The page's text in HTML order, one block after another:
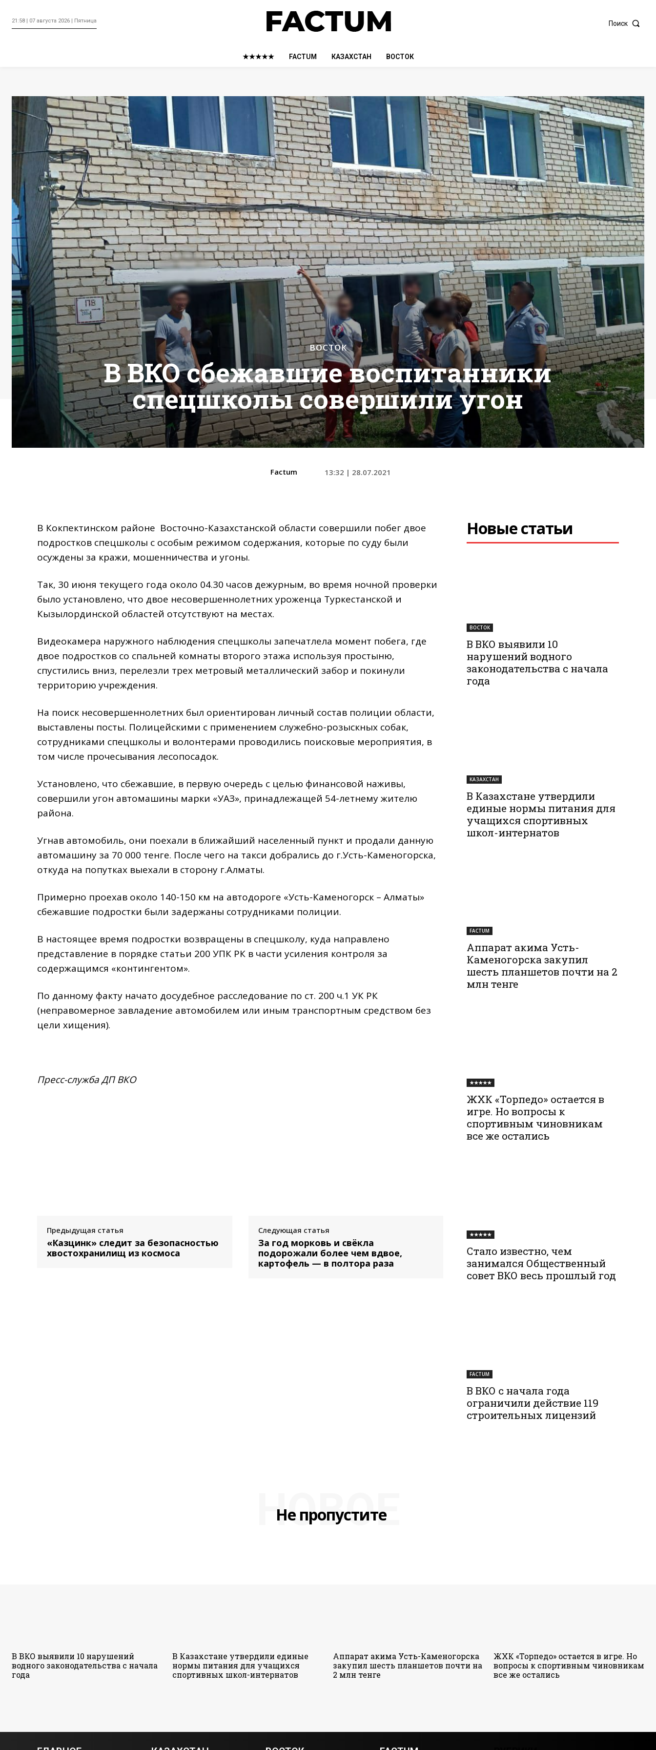
21:58 | 07 августа 2026 | Пятница Поиск
★★★★★ FACTUM КАЗАХСТАН ВОСТОК
ВОСТОК
В ВКО сбежавшие воспитанники
спецшколы совершили угон
Factum 13:32 | 28.07.2021
В Кокпектинском районе Восточно-Казахстанской области совершили побег двое
подростков спецшколы с особым режимом содержания, которые по суду были
осуждены за кражи, мошенничества и угоны.
Так, 30 июня текущего года около 04.30 часов дежурным, во время ночной проверки
было установлено, что двое несовершеннолетних уроженца Туркестанской и
Кызылординской областей отсутствуют на местах.
Видеокамера наружного наблюдения спецшколы запечатлела момент побега, где
двое подростков со спальней комнаты второго этажа используя простыню,
спустились вниз, перелезли трех метровый металлический забор и покинули
территорию учреждения.
На поиск несовершеннолетних был ориентирован личный состав полиции области,
выставлены посты. Полицейскими с применением служебно-розыскных собак,
сотрудниками спецшколы и волонтерами проводились поисковые мероприятия, в
том числе прочесывания лесопосадок.
Установлено, что сбежавшие, в первую очередь с целью финансовой наживы,
совершили угон автомашины марки «УАЗ», принадлежащей 54-летнему жителю
района.
Угнав автомобиль, они поехали в ближайший населенный пункт и продали данную
автомашину за 70 000 тенге. После чего на такси добрались до г.Усть-Каменогорска,
откуда на попутках выехали в сторону г.Алматы.
Примерно проехав около 140-150 км на автодороге «Усть-Каменогорск – Алматы»
сбежавшие подростки были задержаны сотрудниками полиции.
В настоящее время подростки возвращены в спецшколу, куда направлено
представление в порядке статьи 200 УПК РК в части усиления контроля за
содержащимся «контингентом».
По данному факту начато досудебное расследование по ст. 200 ч.1 УК РК
(неправомерное завладение автомобилем или иным транспортным средством без
цели хищения).
Пресс-служба ДП ВКО
Предыдущая статья
«Казцинк» следит за безопасностью
хвостохранилищ из космоса
Следующая статья
За год морковь и свёкла
подорожали более чем вдвое,
картофель — в полтора раза
Новые статьи
ВОСТОК
В ВКО выявили 10
нарушений водного
законодательства с начала
года
КАЗАХСТАН
В Казахстане утвердили
единые нормы питания для
учащихся спортивных
школ-интернатов
FACTUM
Аппарат акима Усть-
Каменогорска закупил
шесть планшетов почти на 2
млн тенге
★★★★★
ЖХК «Торпедо» остается в
игре. Но вопросы к
спортивным чиновникам
все же остались
★★★★★
Стало известно, чем
занимался Общественный
совет ВКО весь прошлый год
FACTUM
В ВКО с начала года
ограничили действие 119
строительных лицензий
Не пропустите
НОВОЕ
В ВКО выявили 10 нарушений
водного законодательства с начала
года
В Казахстане утвердили единые
нормы питания для учащихся
спортивных школ-интернатов
Аппарат акима Усть-Каменогорска
закупил шесть планшетов почти на
2 млн тенге
ЖХК «Торпедо» остается в игре. Но
вопросы к спортивным чиновникам
все же остались